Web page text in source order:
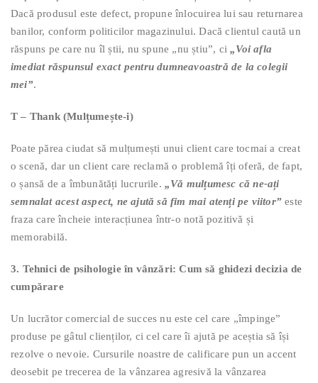
Dacă produsul este defect, propune înlocuirea lui sau returnarea
banilor, conform politicilor magazinului. Dacă clientul caută un
răspuns pe care nu îl știi, nu spune „nu știu”, ci„Voi afla
imediat răspunsul exact pentru dumneavoastră de la colegii
mei”.
T – Thank (Mulțumește-i)
Poate părea ciudat să mulțumești unui client care tocmai a creat
o scenă, dar un client care reclamă o problemă îți oferă, de fapt,
o șansă de a îmbunătăți lucrurile. „Vă mulțumesc că ne-ați
semnalat acest aspect, ne ajută să fim mai atenți pe viitor” este
fraza care încheie interacțiunea într-o notă pozitivă și
memorabilă.
3. Tehnici de psihologie în vânzări: Cum să ghidezi decizia de
cumpărare
Un lucrător comercial de succes nu este cel care „împinge”
produse pe gâtul clienților, ci cel care îi ajută pe aceștia să își
rezolve o nevoie. Cursurile noastre de calificare pun un accent
deosebit pe trecerea de la vânzarea agresivă la vânzarea